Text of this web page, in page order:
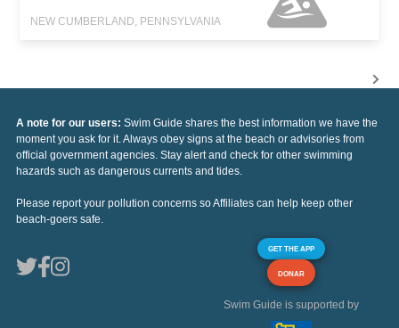
NEW CUMBERLAND, PENNSYLVANIA
A note for our users: Swim Guide shares the best information we have the
moment you ask for it. Always obey signs at the beach or advisories from
official government agencies. Stay alert and check for other swimming
hazards such as dangerous currents and tides.
Please report your pollution concerns so Affiliates can help keep other
beach-goers safe.
GET THE APP
DONAR
Swim Guide is supported by